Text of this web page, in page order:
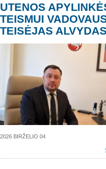
UTENOS
TEISMUI
TEISĖJAS
2026 BIRŽELIO 04